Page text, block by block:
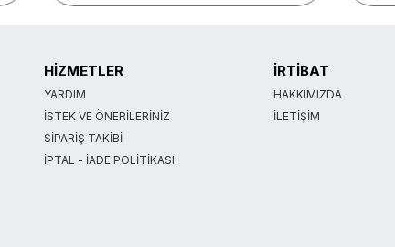
HİZMETLER
YARDIM
İSTEK VE ÖNERILERINIZ
SIPARIŞ TAKIBI
İPTAL - İADE POLITIKASI
İRTİBAT
HAKKIMIZDA
İLETIŞIM